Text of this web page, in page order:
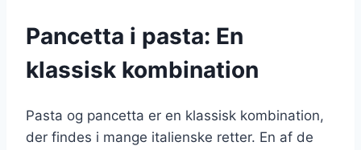
Pancetta i pasta: En
klassisk kombination
Pasta og pancetta er en klassisk kombination,
der findes i mange italienske retter. En af de